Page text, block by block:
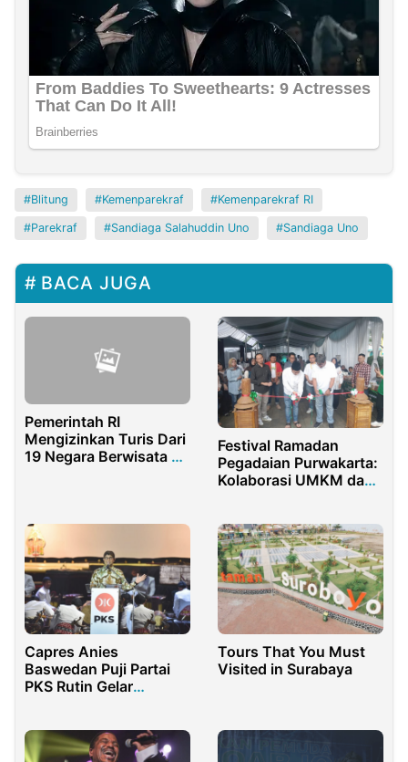
Blitung Kemenparekraf Kemenparekraf RI
Parekraf Sandiaga Salahuddin Uno Sandiaga Uno
BACA JUGA
Pemerintah RI
Mengizinkan Turis Dari
19 Negara Berwisata ke
Festival Ramadan
Pegadaian Purwakarta:
Kolaborasi UMKM dan
Capres Anies
Baswedan Puji Partai
PKS Rutin Gelar
Tours That You Must
Visited in Surabaya